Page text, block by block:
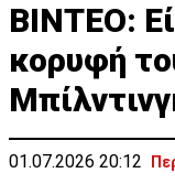
ΒΙΝΤΕΟ:
κορυφή
01.07.2026 20:12